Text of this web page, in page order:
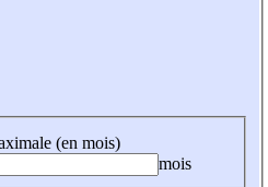
(en mois)
mois